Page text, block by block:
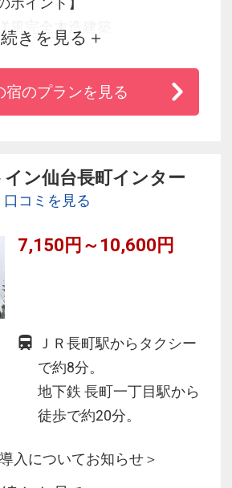
完全木造建築
を味わいながら、青森の素材
した料理や
を思う存分に満喫いただけま
ェーまで無料送迎あり
ホテルまでの無料送迎バス運
続きを見る
宿のプランを見る
ン仙台長町インター
口コミを見る
7,150円～10,600円
ＪＲ長町駅からタクシー
で約8分。
地下鉄 長町一丁目駅から
徒歩で約20分。
入についてお知らせ＞